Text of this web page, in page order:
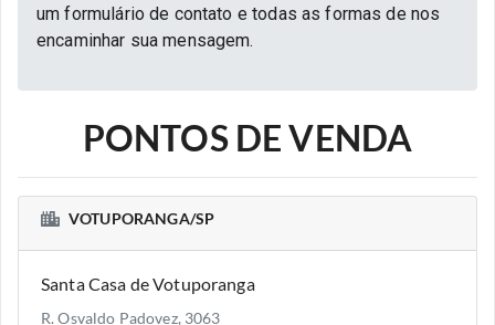
um formulário de contato e todas as formas de nos
encaminhar sua mensagem.
PONTOS DE VENDA
VOTUPORANGA/SP
Santa Casa de Votuporanga
R. Osvaldo Padovez, 3063